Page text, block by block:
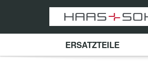
ERSATZTEILE